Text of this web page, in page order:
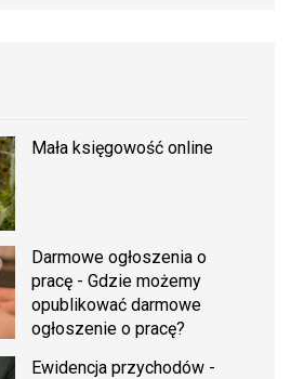
Mała księgowość online
Darmowe ogłoszenia o
pracę - Gdzie możemy
opublikować darmowe
ogłoszenie o pracę?
Ewidencja przychodów -